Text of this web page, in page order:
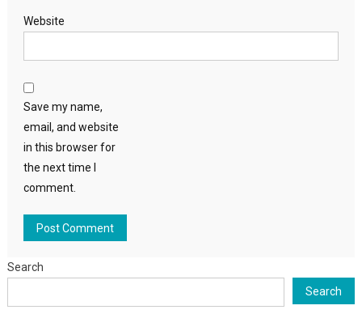
Website
Save my name,
email, and website
in this browser for
the next time I
comment.
Search
Search